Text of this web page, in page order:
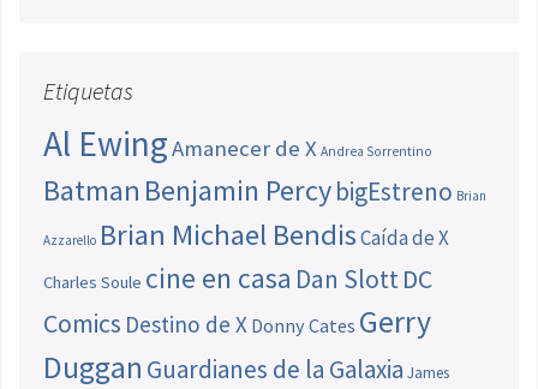
Etiquetas
Al EwingAmanecer de X Andrea Sorrentino
Batman Benjamin PercybigEstreno Brian
Azzarello Brian Michael BendisCaída de X
Charles Soule cine en casa Dan SlottDC
Comics Destino de X Donny Cates Gerry
Duggan Guardianes de la Galaxia James